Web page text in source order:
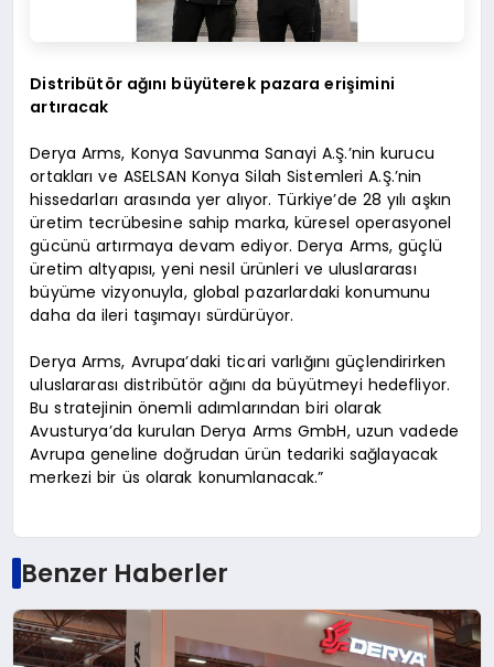
Distribütör ağını büyüterek pazara erişimini
artıracak
Derya Arms, Konya Savunma Sanayi A.Ş.’nin kurucu
ortakları ve ASELSAN Konya Silah Sistemleri A.Ş.’nin
hissedarları arasında yer alıyor. Türkiye’de 28 yılı aşkın
üretim tecrübesine sahip marka, küresel operasyonel
gücünü artırmaya devam ediyor. Derya Arms, güçlü
üretim altyapısı, yeni nesil ürünleri ve uluslararası
büyüme vizyonuyla, global pazarlardaki konumunu
daha da ileri taşımayı sürdürüyor.
Derya Arms, Avrupa’daki ticari varlığını güçlendirirken
uluslararası distribütör ağını da büyütmeyi hedefliyor.
Bu stratejinin önemli adımlarından biri olarak
Avusturya’da kurulan Derya Arms GmbH, uzun vadede
Avrupa geneline doğrudan ürün tedariki sağlayacak
merkezi bir üs olarak konumlanacak.”
Benzer Haberler